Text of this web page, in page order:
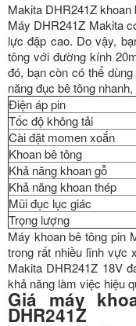
Makita DHR241Z
Máy DHR241Z Makita
lực đập cao. Do vậy,
tông với đường kính
đó, bạn còn có thể
năng đục bê tông
Điện áp pin
Tốc độ không tải
Cài đặt momen xoắn
Khoan bê tông
Khả năng khoan gỗ
Khả năng khoan thép
Mũi đục lục giác
Trọng lượng
Máy khoan bê tông pin
trong rất nhiều lĩnh
Makita DHR241Z 18V
khả năng làm việc hiệu
Giá máy
DHR241Z